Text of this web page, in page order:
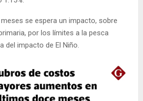
se espera un impacto, sobre
por los límites a la pesca
del impacto de El Niño.